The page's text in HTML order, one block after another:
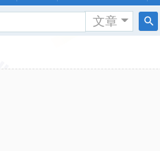
文章